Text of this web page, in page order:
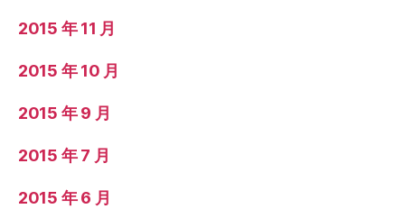
2015 年 11 月
2015 年 10 月
2015 年 9 月
2015 年 7 月
2015 年 6 月